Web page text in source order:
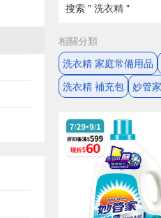
搜索 " 洗衣精 "
相關分類
洗衣精 家庭常備用品
洗衣精 補充包 妙管